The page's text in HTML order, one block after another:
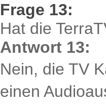
Frage 13:
Hat die
Antwort 13:
Nein, die TV
einen